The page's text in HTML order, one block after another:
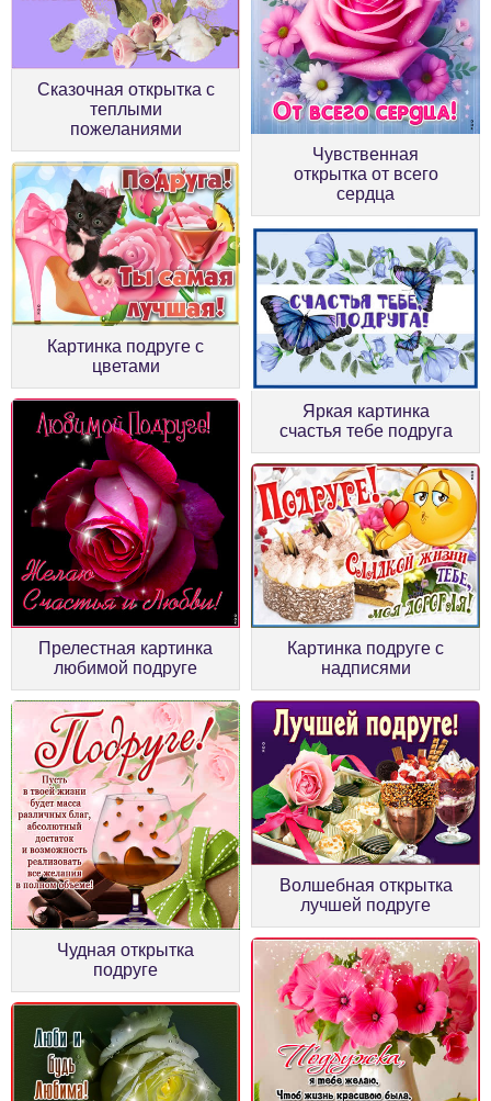
Сказочная открытка с
теплыми
пожеланиями
Чувственная
открытка от всего
сердца
Картинка подруге с
цветами
Яркая картинка
счастья тебе подруга
Прелестная картинка
любимой подруге
Картинка подруге с
надписями
Чудная открытка
подруге
Волшебная открытка
лучшей подруге